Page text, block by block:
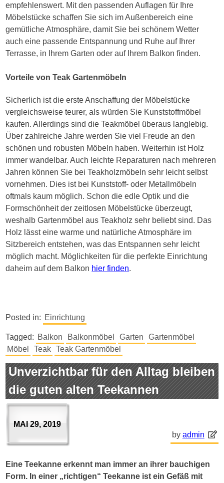
empfehlenswert. Mit den passenden Auflagen für Ihre
Möbelstücke schaffen Sie sich im Außenbereich eine
gemütliche Atmosphäre, damit Sie bei schönem Wetter
auch eine passende Entspannung und Ruhe auf Ihrer
Terrasse, in Ihrem Garten oder auf Ihrem Balkon finden.
Vorteile von Teak Gartenmöbeln
Sicherlich ist die erste Anschaffung der Möbelstücke
vergleichsweise teurer, als würden Sie Kunststoffmöbel
kaufen. Allerdings sind die Teakmöbel überaus langlebig.
Über zahlreiche Jahre werden Sie viel Freude an den
schönen und robusten Möbeln haben. Weiterhin ist Holz
immer wandelbar. Auch leichte Reparaturen nach mehreren
Jahren können Sie bei Teakholzmöbeln sehr leicht selbst
vornehmen. Dies ist bei Kunststoff- oder Metallmöbeln
oftmals kaum möglich. Schon die edle Optik und die
Formschönheit der zeitlosen Möbelstücke überzeugt,
weshalb Gartenmöbel aus Teakholz sehr beliebt sind. Das
Holz lässt eine warme und natürliche Atmosphäre im
Sitzbereich entstehen, was das Entspannen sehr leicht
möglich macht. Möglichkeiten für die perfekte Einrichtung
daheim auf dem Balkon hier finden.
Posted in: Einrichtung
Tagged: Balkon Balkonmöbel Garten
Gartenmöbel
Möbel
Teak Teak Gartenmöbel
Unverzichtbar für den Alltag bleiben
die guten alten Teekannen
MAI 29, 2019
by admin
Eine Teekanne erkennt man immer an ihrer bauchigen
Form. In einer „richtigen“ Teekanne ist ein Gefäß mit